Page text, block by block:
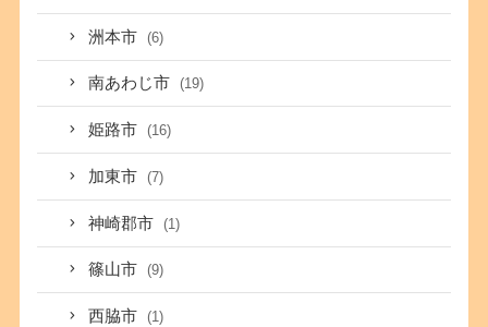
洲本市 (6)
南あわじ市 (19)
姫路市 (16)
加東市 (7)
神崎郡市 (1)
篠山市 (9)
西脇市 (1)